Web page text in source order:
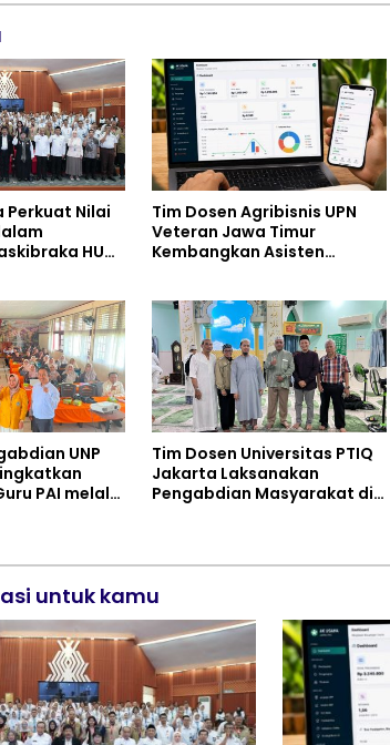
Perkuat Nilai
HUT
Tim Dosen Agribisnis UPN
Veteran Jawa Timur
Kembangkan Asisten
UNP
PAI melalui
Tim Dosen Universitas PTIQ
Jakarta Laksanakan
Pengabdian Masyarakat di
untuk kamu